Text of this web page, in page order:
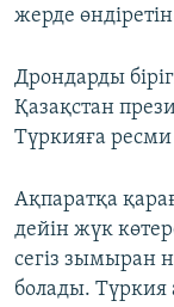
жерде
Дрондарды
Қазақстан
Түркияға
Ақпаратқа
дейін жүк
сегіз зымыран
болады.